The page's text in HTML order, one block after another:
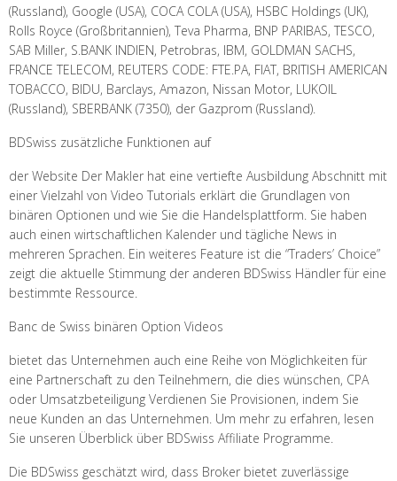
(Russland), Google (USA), COCA COLA (USA), HSBC Holdings (UK),
Rolls Royce (Großbritannien), Teva Pharma, BNP PARIBAS, TESCO,
SAB Miller, S.BANK INDIEN, Petrobras, IBM, GOLDMAN SACHS,
FRANCE TELECOM, REUTERS CODE: FTE.PA, FIAT, BRITISH AMERICAN
TOBACCO, BIDU, Barclays, Amazon, Nissan Motor, LUKOIL
(Russland), SBERBANK (7350), der Gazprom (Russland).
BDSwiss zusätzliche Funktionen auf
der Website Der Makler hat eine vertiefte Ausbildung Abschnitt mit
einer Vielzahl von Video Tutorials erklärt die Grundlagen von
binären Optionen und wie Sie die Handelsplattform. Sie haben
auch einen wirtschaftlichen Kalender und tägliche News in
mehreren Sprachen. Ein weiteres Feature ist die “Traders’ Choice”
zeigt die aktuelle Stimmung der anderen BDSwiss Händler für eine
bestimmte Ressource.
Banc de Swiss binären Option Videos
bietet das Unternehmen auch eine Reihe von Möglichkeiten für
eine Partnerschaft zu den Teilnehmern, die dies wünschen, CPA
oder Umsatzbeteiligung Verdienen Sie Provisionen, indem Sie
neue Kunden an das Unternehmen. Um mehr zu erfahren, lesen
Sie unseren Überblick über BDSwiss Affiliate Programme.
Die BDSwiss geschätzt wird, dass Broker bietet zuverlässige